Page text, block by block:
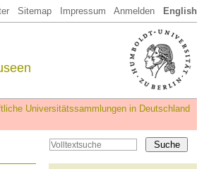
Sitemap Impressum Anmelden English
Universitätssammlungen in Deutschland